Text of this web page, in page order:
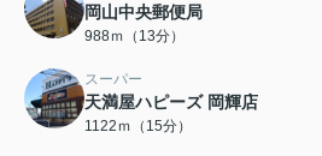
岡山中央郵便局
988ｍ（13分）
スーパー
天満屋ハピーズ 岡輝店
1122ｍ（15分）